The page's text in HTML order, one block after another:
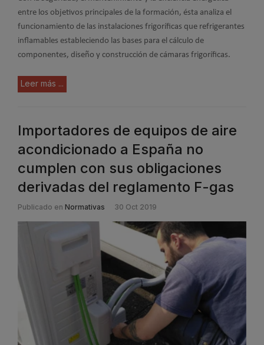
entre los objetivos principales de la formación, ésta analiza el
funcionamiento de las instalaciones frigoríficas que refrigerantes
inflamables estableciendo las bases para el cálculo de
componentes, diseño y construcción de cámaras frigoríficas.
Leer más ...
Importadores de equipos de aire
acondicionado a España no
cumplen con sus obligaciones
derivadas del reglamento F-gas
Publicado en Normativas 30 Oct 2019